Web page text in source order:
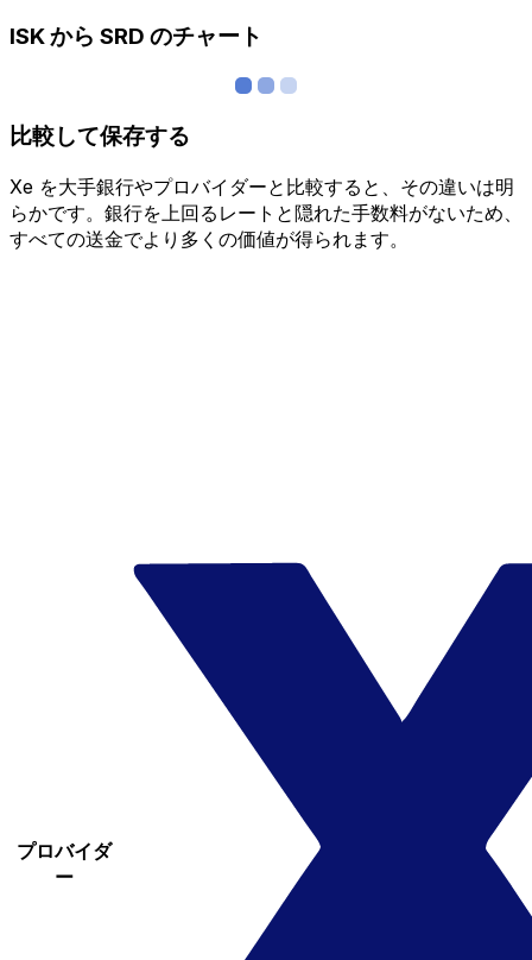
ISK から SRD のチャート
比較して保存する
Xe を大手銀行やプロバイダーと比較すると、その違いは明
らかです。銀行を上回るレートと隠れた手数料がないため、
すべての送金でより多くの価値が得られます。
プロバイダ
ー